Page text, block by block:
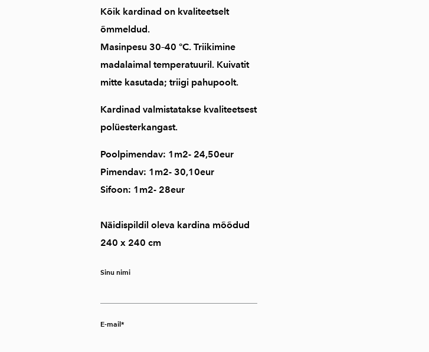
Kõik kardinad on kvaliteetselt
õmmeldud.
Masinpesu 30–40 °C. Triikimine
madalaimal temperatuuril. Kuivatit
mitte kasutada; triigi pahupoolt.
Kardinad valmistatakse kvaliteetsest
polüesterkangast.
Poolpimendav: 1m2- 24,50eur
Pimendav: 1m2- 30,10eur
Sifoon: 1m2- 28eur
Näidispildil oleva kardina mõõdud
240 x 240 cm
Sinu nimi
E-mail